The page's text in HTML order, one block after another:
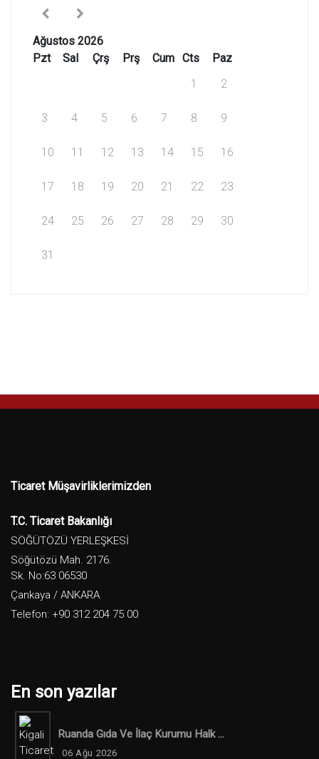
Ağustos 2026
Pzt
Sal Çrş Prş Cum Cts
Paz
1
2
3 4 5 6 7 8 9
10 11 12 13 14 15 16
17 18 19 20 21 22 23
24 25 26 27 28 29 30
31
Ticaret Müşavirliklerimizden
T.C. Ticaret Bakanlığı
SÖĞÜTÖZÜ YERLEŞKESİ
Söğütözü Mah. 2176.
Sk. No:63 06530
Çankaya / ANKARA
Telefon: +90 312 204 75 00
En son yazılar
Ruanda Gıda Ve İlaç Kurumu Halk ...
06 Ağu 2026